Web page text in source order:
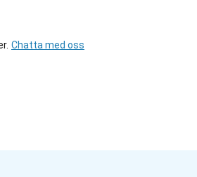
Chatta med oss